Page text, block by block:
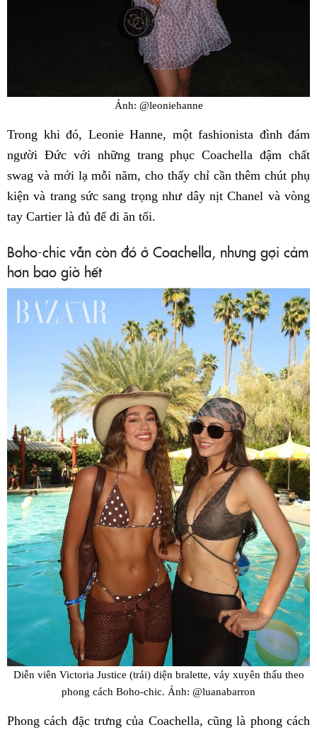
Ảnh: @leoniehanne
Trong khi đó, Leonie Hanne, một fashionista đình đám
người Đức với những trang phục Coachella đậm chất
swag và mới lạ mỗi năm, cho thấy chỉ cần thêm chút phụ
kiện và trang sức sang trọng như dây nịt Chanel và vòng
tay Cartier là đủ để đi ăn tối.
Boho-chic vẫn còn đó ở Coachella, nhưng gợi cảm
hơn bao giờ hết
Diễn viên Victoria Justice (trái) diện bralette, váy xuyên thấu theo
phong cách Boho-chic. Ảnh: @luanabarron
Phong cách đặc trưng của Coachella, cũng là phong cách